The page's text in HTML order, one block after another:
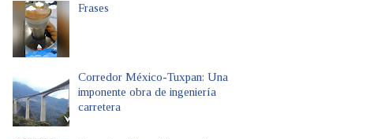
Frases
Corredor México-Tuxpan: Una
imponente obra de ingeniería
carretera